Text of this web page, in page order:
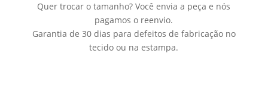
Quer trocar o tamanho? Você envia a peça e nós
pagamos o reenvio.
Garantia de 30 dias para defeitos de fabricação no
tecido ou na estampa.